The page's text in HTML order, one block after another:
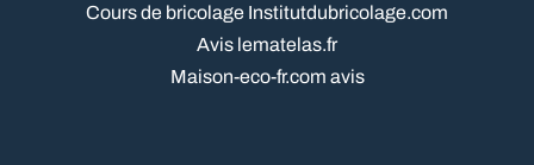
Cours de bricolage Institutdubricolage.com
Avis lematelas.fr
Maison-eco-fr.com avis